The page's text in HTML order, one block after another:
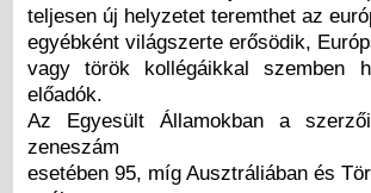
teljesen új helyzetet teremthet az
egyébként világszerte erősödik,
vagy török kollégáikkal szemben
előadók.
Az Egyesült Államokban a
zeneszám
esetében 95, míg Ausztráliában és